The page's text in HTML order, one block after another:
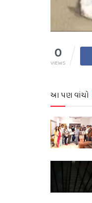
0
VIEWS
આ પણ વાંચો